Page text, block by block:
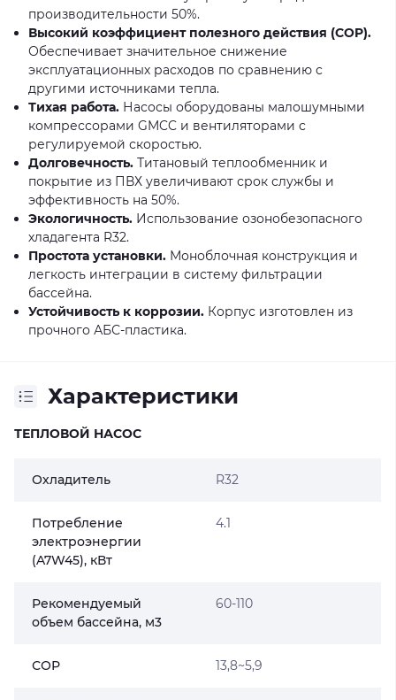
производительности 50%.
Высокий коэффициент полезного действия (COP).
Обеспечивает значительное снижение
эксплуатационных расходов по сравнению с
другими источниками тепла.
Тихая работа. Насосы оборудованы малошумными
компрессорами GMCC и вентиляторами с
регулируемой скоростью.
Долговечность. Титановый теплообменник и
покрытие из ПВХ увеличивают срок службы и
эффективность на 50%.
Экологичность. Использование озонобезопасного
хладагента R32.
Простота установки. Моноблочная конструкция и
легкость интеграции в систему фильтрации
бассейна.
Устойчивость к коррозии. Корпус изготовлен из
прочного АБС-пластика.
Характеристики
ТЕПЛОВОЙ НАСОС
Охладитель R32
Потребление
электроэнергии
(A7W45), кВт
4.1
Рекомендуемый
объем бассейна, м3
60-110
СОР 13,8~5,9